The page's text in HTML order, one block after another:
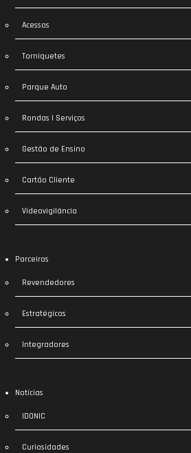
Acessos
Torniquetes
Parque Auto
Rondas | Serviços
Gestão de Ensino
Cartão Cliente
Videovigilância
Parceiros
Revendedores
Estratégicos
Integradores
Notícias
IDONIC
Curiosidades